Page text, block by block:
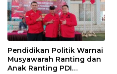
Pendidikan Politik Warnai
Musyawarah Ranting dan
Anak Ranting PDI